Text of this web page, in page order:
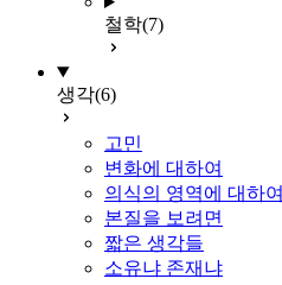
철학(7)
생각(6)
고민
변화에 대하여
의식의 영역에 대하여
본질을 보려면
짧은 생각들
소유냐 존재냐